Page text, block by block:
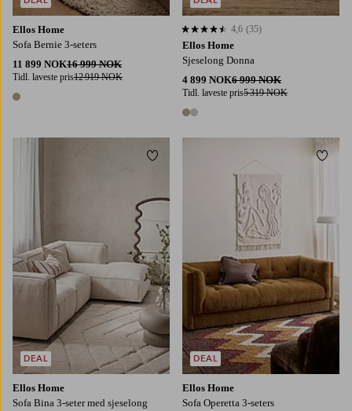
Ellos Home
Sofa Bernie 3-seters
11 899 NOK16 999 NOK
Tidl. laveste pris12 919 NOK
1 farge
Ellos Home
Sjeselong Donna
4 899 NOK6 999 NOK
Tidl. laveste pris5 319 NOK
2 farger
4,6 basert på 35 karaktergivninger
4,6 (35)
Ellos Home
Sofa Bina 3-seter med sjeselong
DEAL
Legg til favoritter
Ellos Home
Sofa Operetta 3-seters
DEAL